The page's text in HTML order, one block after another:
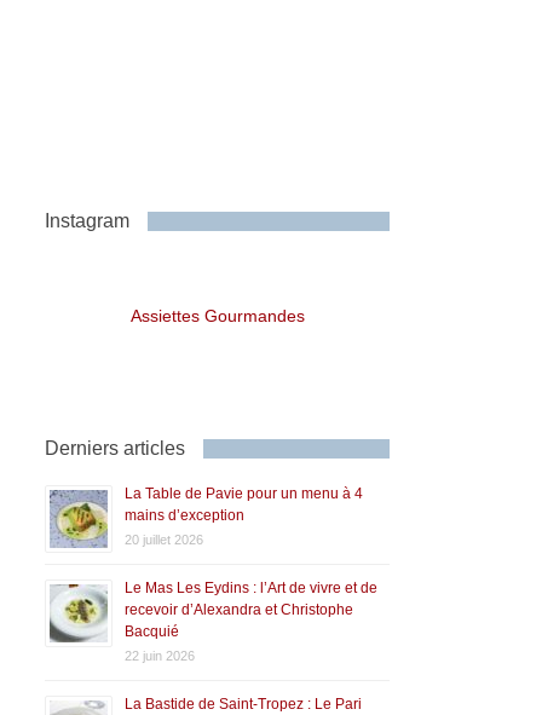
Instagram
Assiettes Gourmandes
Derniers articles
La Table de Pavie pour un menu à 4
mains d’exception
20 juillet 2026
Le Mas Les Eydins : l’Art de vivre et de
recevoir d’Alexandra et Christophe
Bacquié
22 juin 2026
La Bastide de Saint-Tropez : Le Pari